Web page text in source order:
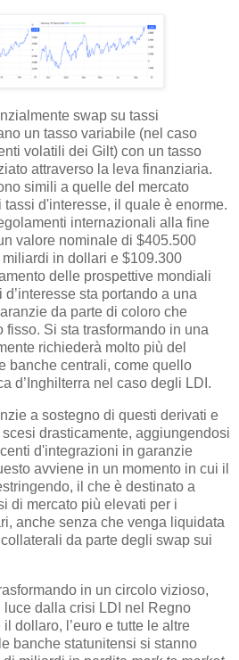
swap su tassi
un tasso variabile (nel caso
volatili dei Gilt) con un tasso
attraverso la leva finanziaria.
simili a quelle del mercato
d'interesse, il quale è enorme.
internazionali alla fine
valore nominale di $405.500
in dollari e $109.300
delle prospettive mondiali
sta portando a una
da parte di coloro che
fisso. Si sta trasformando in una
richiederà molto più del
banche centrali, come quello
d’Inghilterra nel caso degli LDI.
a sostegno di questi derivati e
drasticamente, aggiungendosi
d'integrazioni in garanzie
avviene in un momento in cui il
il che è destinato a
di mercato più elevati per i
anche senza che venga liquidata
da parte degli swap sui
in un circolo vizioso,
dalla crisi LDI nel Regno
dollaro, l’euro e tutte le altre
banche statunitensi si stanno